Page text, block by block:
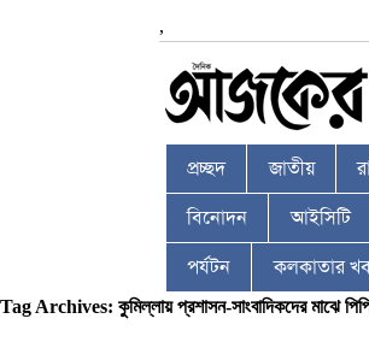
,
প্রচ্ছদ জাতীয়
বিনোদন আইসিটি
পর্যটন কলকাতার
Tag Archives: কুমিল্লায় প্রশাসন-সাংবাদিকদের মাঝে